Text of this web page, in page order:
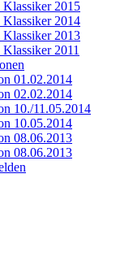
Klassiker 2015
Klassiker 2014
Klassiker 2013
Klassiker 2011
01.02.2014
02.02.2014
10./11.05.2014
10.05.2014
08.06.2013
08.06.2013